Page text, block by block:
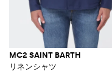
MC2 SAINT BARTH
リネンシャツ